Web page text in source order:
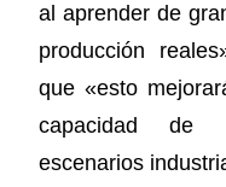
al aprender de
producción
que «esto
capacidad de
escenarios